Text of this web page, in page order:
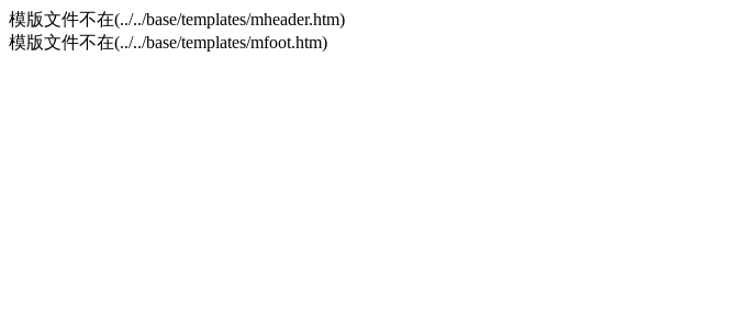
模版文件不在(../../base/templates/mheader.htm)
模版文件不在(../../base/templates/mfoot.htm)